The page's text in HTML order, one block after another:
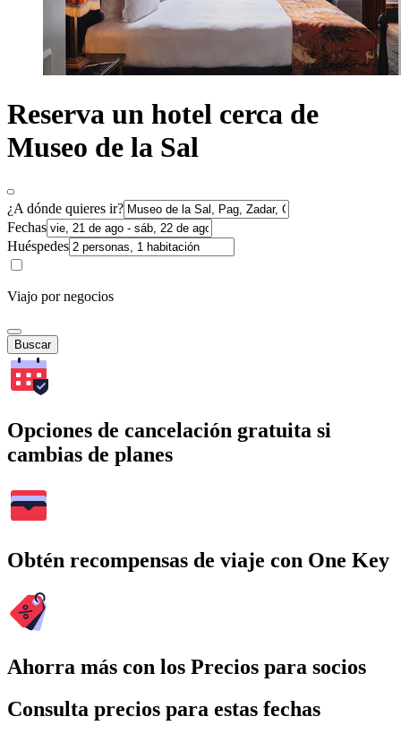
Reserva un hotel cerca de
Museo de la Sal
¿A dónde quieres ir?
Fechas
Huéspedes
Viajo por negocios
Buscar
Opciones de cancelación gratuita si
cambias de planes
Obtén recompensas de viaje con One Key
Ahorra más con los Precios para socios
Consulta precios para estas fechas